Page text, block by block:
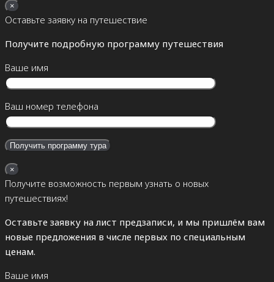
×
Оставьте заявку на путешествие
Получите подробную программу путешествия
Ваше имя
Ваш номер телефона
×
Получите возможность первым узнать о новых
путешествиях!
Оставьте заявку на лист предзаписи, и мы пришлём вам
новые предложения в числе первых по специальным
ценам.
Ваше имя